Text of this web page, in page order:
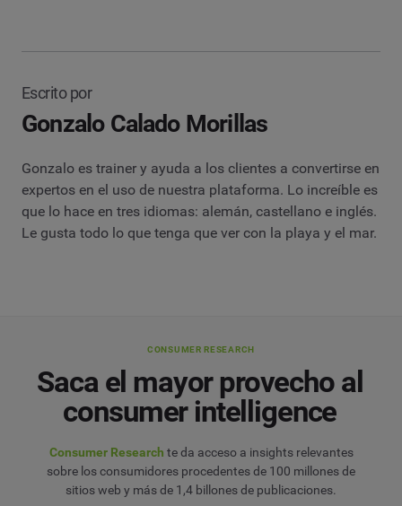
Escrito por
Gonzalo Calado Morillas
Gonzalo es trainer y ayuda a los clientes a convertirse en
expertos en el uso de nuestra plataforma. Lo increíble es
que lo hace en tres idiomas: alemán, castellano e inglés.
Le gusta todo lo que tenga que ver con la playa y el mar.
CONSUMER RESEARCH
Saca el mayor provecho al
consumer intelligence
Consumer Research te da acceso a insights relevantes
sobre los consumidores procedentes de 100 millones de
sitios web y más de 1,4 billones de publicaciones.